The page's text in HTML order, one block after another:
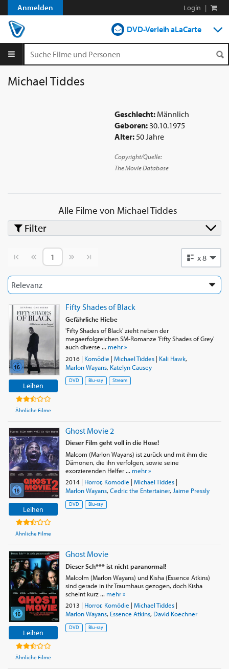
Anmelden Login |
DVD-Verleih aLaCarte
Geschlecht: Männlich
Geboren:30.10.1975
Alter:50 Jahre
Copyright/Quelle:
The Movie Database
Michael Tiddes
Alle Filme von Michael Tiddes
Vorherige SeiteNächste Seite x 8
Leihen
Ähnliche Filme
Fifty Shades of Black
Gefährliche Hiebe
'Fifty Shades of Black' zieht neben der
megaerfolgreichen SM-Romanze 'Fifty Shades of Grey'
auch diverse ... mehr »
2016| Komödie | Michael Tiddes| Kali Hawk,
Marlon Wayans, Katelyn Causey
DVD Blu-ray Stream
Leihen
Ähnliche Filme
Ghost Movie 2
Dieser Film geht voll in die Hose!
Malcom (Marlon Wayans) ist zurück und mit ihm die
Dämonen, die ihn verfolgen, sowie seine
exorzierenden Helfer ... mehr »
2014| Horror, Komödie | Michael Tiddes|
Marlon Wayans, Cedric the Entertainer, Jaime Pressly
DVD Blu-ray
Leihen
Ähnliche Filme
Ghost Movie
Dieser Sch*** ist nicht paranormal!
Malcolm (Marlon Wayans) und Kisha (Essence Atkins)
sind gerade in ihr Traumhaus gezogen, doch Kisha
scheint kurz ... mehr »
2013 | Horror, Komödie | Michael Tiddes|
Marlon Wayans, Essence Atkins, David Koechner
DVD Blu-ray
Filter